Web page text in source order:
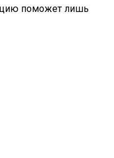
поможет лишь